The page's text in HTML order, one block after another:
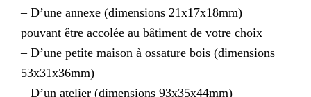
– D’une annexe (dimensions 21x17x18mm)
pouvant être accolée au bâtiment de votre choix
– D’une petite maison à ossature bois (dimensions
53x31x36mm)
– D’un atelier (dimensions 93x35x44mm)